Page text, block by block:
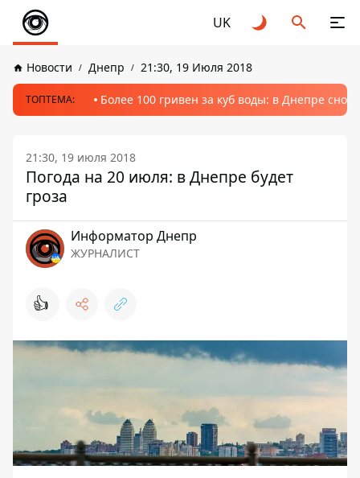
UK
Новости Днепр 21:30, 19 Июля 2018
ТОПТЕМА: Более 100 гривен за куб воды: в Днепре
21:30, 19 июля 2018
Погода на 20 июля: в Днепре будет
гроза
Информатор Днепр
ЖУРНАЛИСТ
👍